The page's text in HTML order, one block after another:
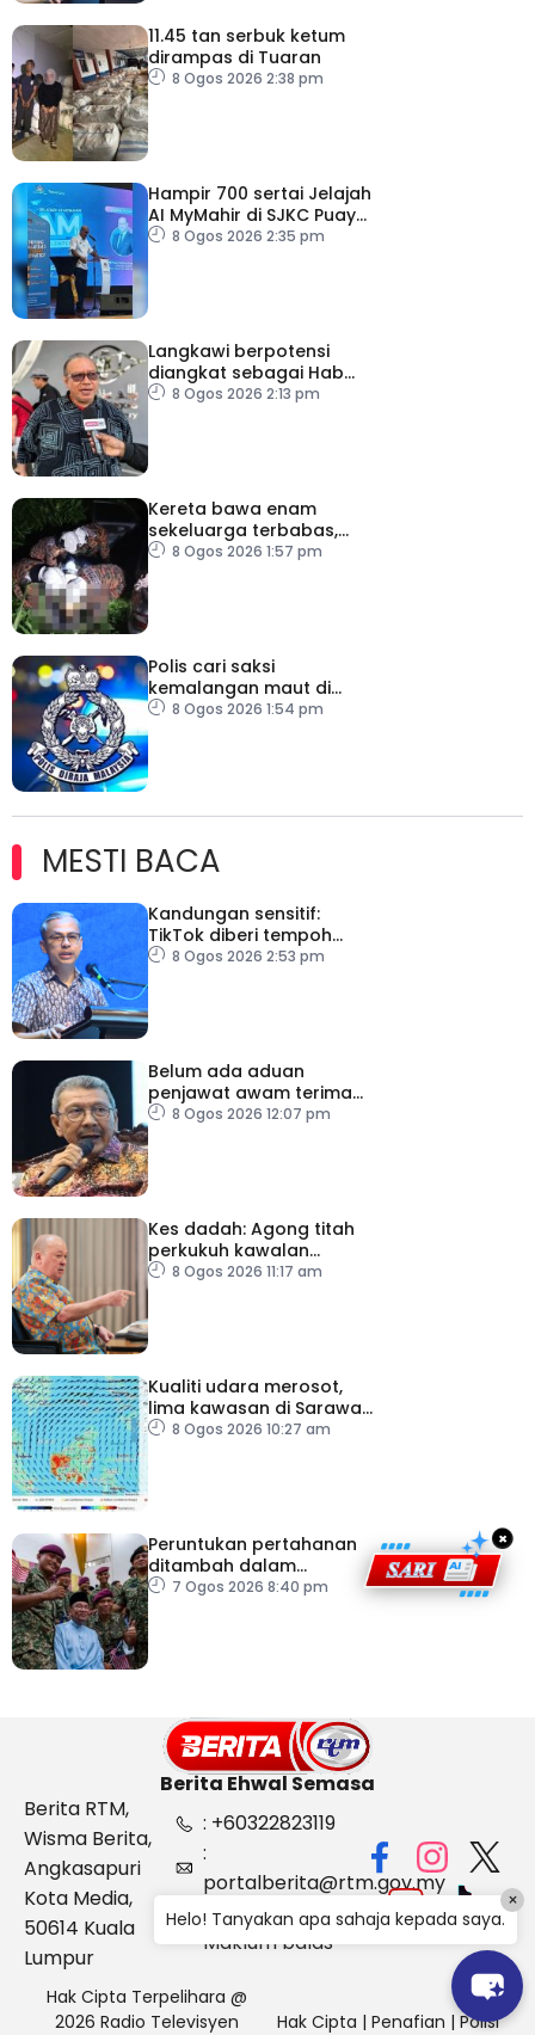
11.45 tan serbuk ketum
dirampas di Tuaran
8 Ogos 2026 2:38 pm
Hampir 700 sertai Jelajah
AI MyMahir di SJKC Puay
Chai 2, terbesar setakat
8 Ogos 2026 2:35 pm
Langkawi berpotensi
diangkat sebagai Hab
Digital Art Nomad tahun
8 Ogos 2026 2:13 pm
Kereta bawa enam
sekeluarga terbabas,
pemandu maut
8 Ogos 2026 1:57 pm
Polis cari saksi
kemalangan maut di
Jalan Setia Raja
8 Ogos 2026 1:54 pm
MESTI BACA
Kandungan sensitif:
TikTok diberi tempoh
perkukuh sistem
8 Ogos 2026 2:53 pm
Belum ada aduan
penjawat awam terima
tekanan daripada ahli
8 Ogos 2026 12:07 pm
Kes dadah: Agong titah
perkukuh kawalan
lapangan terbang, pintu
8 Ogos 2026 11:17 am
Kualiti udara merosot,
lima kawasan di Sarawak
catat IPU tidak sihat
8 Ogos 2026 10:27 am
Peruntukan pertahanan
ditambah dalam
Belanjawan 2027
7 Ogos 2026 8:40 pm
×
Berita Ehwal Semasa
Berita RTM,
Wisma Berita,
Angkasapuri
Kota Media,
50614 Kuala
Lumpur
: +60322823119
:
portalberita@rtm.gov.my
: Aduan &
Maklum balas
Hak Cipta Terpelihara @
2026 Radio Televisyen
Hak Cipta | Penafian | Polisi
Helo! Tanyakan apa sahaja kepada saya.
×